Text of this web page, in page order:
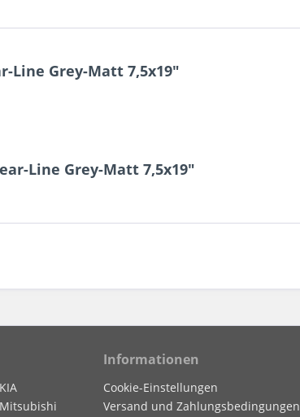
Grey-Matt 7,5x19"
Line Grey-Matt 7,5x19"
Informationen
Cookie-Einstellungen
Versand und Zahlungsbedingungen